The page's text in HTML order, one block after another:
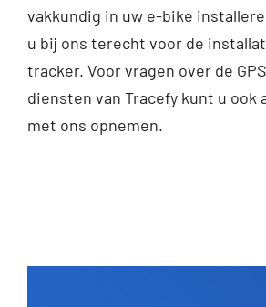
vakkundig in uw e-bike
u bij ons terecht voor de
tracker. Voor vragen over de
diensten van Tracefy kunt u ook
met ons opnemen.